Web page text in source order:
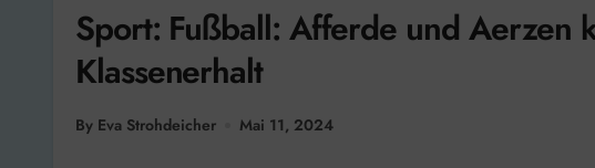
Sport: Fußball: Afferde und Aerzen
Klassenerhalt
By Eva Strohdeicher Mai 11, 2024